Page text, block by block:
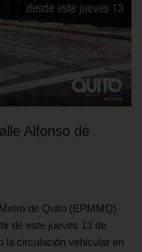
Alfonso de
de Quito (EPMMQ)
de este jueves 13 de
la circulación vehicular en